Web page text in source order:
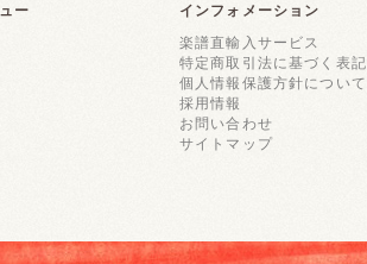
ー インフォメーション
楽譜直輸入サービス
特定商取引法に基づく表記
個人情報保護方針について
採用情報
お問い合わせ
サイトマップ